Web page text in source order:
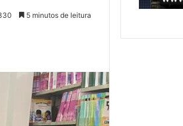
5 minutos de leitura